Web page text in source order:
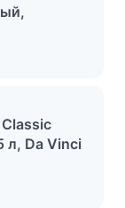
л, Da Vinci